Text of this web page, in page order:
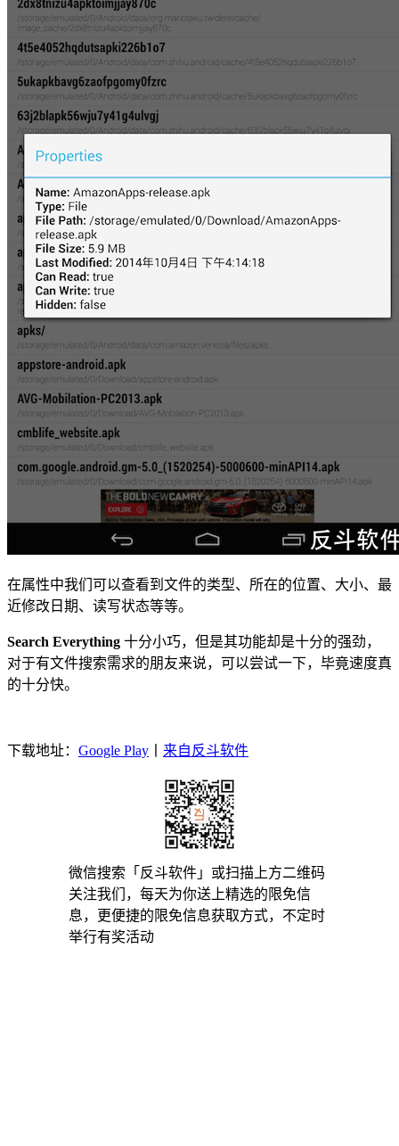
在属性中我们可以查看到文件的类型、所在的位置、大小、最
近修改日期、读写状态等等。
Search Everything 十分小巧，但是其功能却是十分的强劲，
对于有文件搜索需求的朋友来说，可以尝试一下，毕竟速度真
的十分快。
下载地址： Google Play 来自反斗软件
微信搜索「反斗软件」或扫描上方二维码
关注我们，每天为你送上精选的限免信
息，更便捷的限免信息获取方式，不定时
举行有奖活动